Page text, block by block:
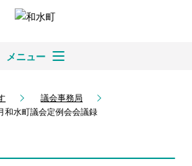
メニュー
議会事務局
和水町議会定例会会議録